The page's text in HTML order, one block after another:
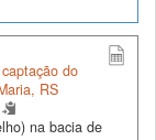
do
RS
na bacia de